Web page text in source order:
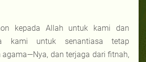
kepada Allah untuk kami dan
kami untuk senantiasa tetap
dan terjaga dari fitnah,